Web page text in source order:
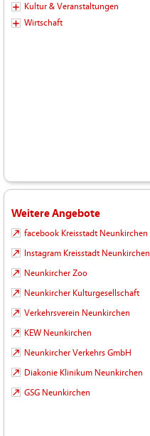
Kultur & Veranstaltungen
Wirtschaft
Weitere Angebote
facebook Kreisstadt Neunkirchen
Instagram Kreisstadt Neunkirchen
Neunkircher Zoo
Neunkircher Kulturgesellschaft
Verkehrsverein Neunkirchen
KEW Neunkirchen
Neunkircher Verkehrs GmbH
Diakonie Klinikum Neunkirchen
GSG Neunkirchen